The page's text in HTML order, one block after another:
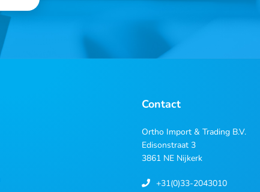
Contact
Ortho Import & Trading B.V.
Edisonstraat 3
3861 NE Nijkerk
+31(0)33-2043010